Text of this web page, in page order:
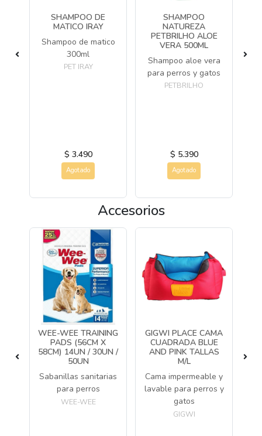
SHAMPOO DE
MATICO IRAY
Shampoo de matico
300ml
PET IRAY
$ 3.490
Agotado
SHAMPOO
NATUREZA
PETBRILHO ALOE
VERA 500ML
Shampoo aloe vera
para perros y gatos
PETBRILHO
$ 5.390
Agotado
Accesorios
WEE-WEE TRAINING
PADS (56CM X
58CM) 14UN / 30UN /
50UN
Sabanillas sanitarias
para perros
WEE-WEE
GIGWI PLACE CAMA
CUADRADA BLUE
AND PINK TALLAS
M/L
Cama impermeable y
lavable para perros y
gatos
GIGWI